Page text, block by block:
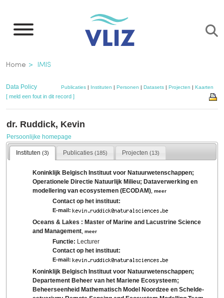
naar
inhoud
gaan
Kruimelpad
Home IMIS
Data Policy Publicaties| Instituten | Personen | Datasets| Projecten | Kaarten
[ meld een fout in dit record ]
dr. Ruddick, Kevin
Persoonlijke homepage
Instituten (3) Publicaties(185) Projecten (13)
Koninklijk Belgisch Instituut voor Natuurwetenschappen;
Operationele Directie Natuurlijk Milieu; Dataverwerking en
modellering van ecosystemen (ECODAM) ,meer
Contact op het instituut:
E-mail:
Oceans & Lakes : Master of Marine and Lacustrine Science
and Management ,meer
Functie: Lecturer
Contact op het instituut:
E-mail:
Koninklijk Belgisch Instituut voor Natuurwetenschappen;
Departement Beheer van het Mariene Ecosysteem;
Beheerseenheid Mathematisch Model Noordzee en Schelde-